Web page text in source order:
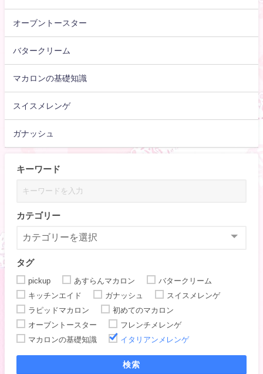
オーブントースター
バタークリーム
マカロンの基礎知識
スイスメレンゲ
ガナッシュ
キーワード
カテゴリー
タグ
pickup あすらんマカロン
バタークリーム
キッチンエイド
ガナッシュ
スイスメレンゲ
ラピッドマカロン
初めてのマカロン
オーブントースター
フレンチメレンゲ
マカロンの基礎知識
イタリアンメレンゲ
検索